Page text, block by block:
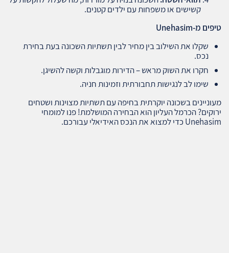
קשישים או משפחות עם ילדים קטנים.
טיפים מ-Unehasim
שקלו את השילוב בין מחיר לבין תשתיות השכונה בעת בחירת
נכס.
חקרו את השוק מראש – הדירות מוגבלות וקשה להשיגן.
שימו לב לנגישות תחבורתית וזמינות חניה.
מעוניינים בשכונה יוקרתית בחיפה עם תשתיות מצוינות ושטחים
ירוקים? הכרמל העליון הוא הבחירה המושלמת! פנו למומחי
Unehasim כדי למצוא את הנכס האידיאלי עבורכם.